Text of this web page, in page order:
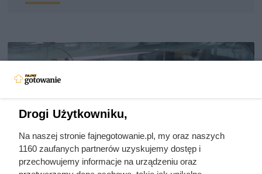
Drogi Użytkowniku,
Na naszej stronie fajnegotowanie.pl, my oraz naszych
1160 zaufanych partnerów uzyskujemy dostęp i
przechowujemy informacje na urządzeniu oraz